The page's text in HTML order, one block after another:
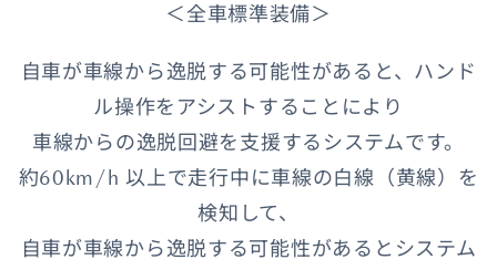
＜全車標準装備＞
自車が車線から逸脱する可能性があると、ハンド
ル操作をアシストすることにより
車線からの逸脱回避を支援するシステムです。
約60km/h 以上で走行中に車線の白線（黄線）を
検知して、
自車が車線から逸脱する可能性があるとシステム